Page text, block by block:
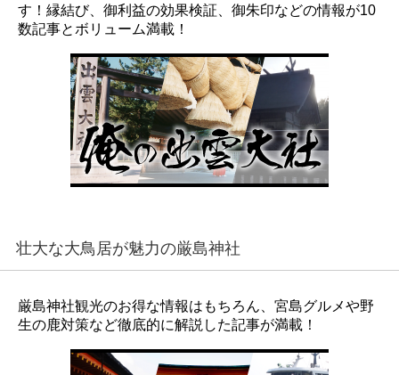
す！縁結び、御利益の効果検証、御朱印などの情報が10
数記事とボリューム満載！
壮大な大鳥居が魅力の厳島神社
厳島神社観光のお得な情報はもちろん、宮島グルメや野
生の鹿対策など徹底的に解説した記事が満載！